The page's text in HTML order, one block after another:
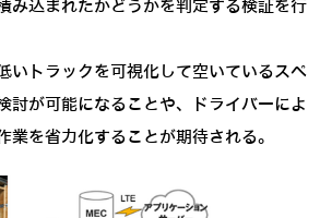
み込まれたかどうかを判定する検証を行
いトラックを可視化して空いているスペ
討が可能になることや、ドライバーによ
業を省力化することが期待される。